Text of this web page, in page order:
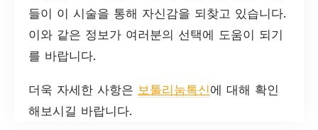
들이 이 시술을 통해 자신감을 되찾고 있습니다.
이와 같은 정보가 여러분의 선택에 도움이 되기
를 바랍니다.
더욱 자세한 사항은 보툴리눔톡신에 대해 확인
해보시길 바랍니다.